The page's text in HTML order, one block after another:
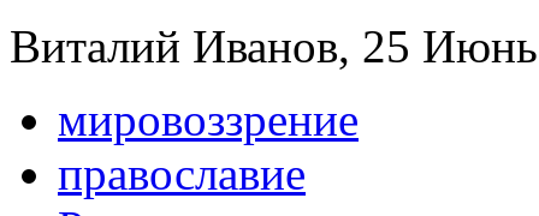
Виталий Иванов, 25
мировоззрение
православие